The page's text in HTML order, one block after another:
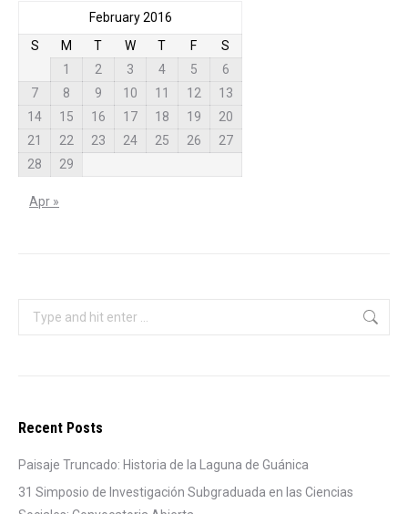
February 2016
S
M T W T F
S
1
2 3 4 5
6
7
8 9 10 11 12
13
14
15 16 17 18 19
20
21
22 23 24 25 26
27
28
29
Apr »
Search:
Recent Posts
Paisaje Truncado: Historia de la Laguna de Guánica
31 Simposio de Investigación Subgraduada en las Ciencias